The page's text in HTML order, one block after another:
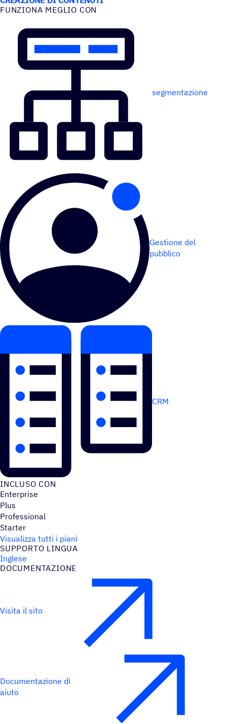
FUNZIONA MEGLIO CON
segmentazione
Gestione del
pubblico
CRM
INCLUSO CON
Enterprise
Plus
Professional
Starter
Visualizza tutti i piani
SUPPORTO LINGUA
Inglese
DOCU­MEN­TA­ZIONE
Visita il sito
Documentazione di
aiuto